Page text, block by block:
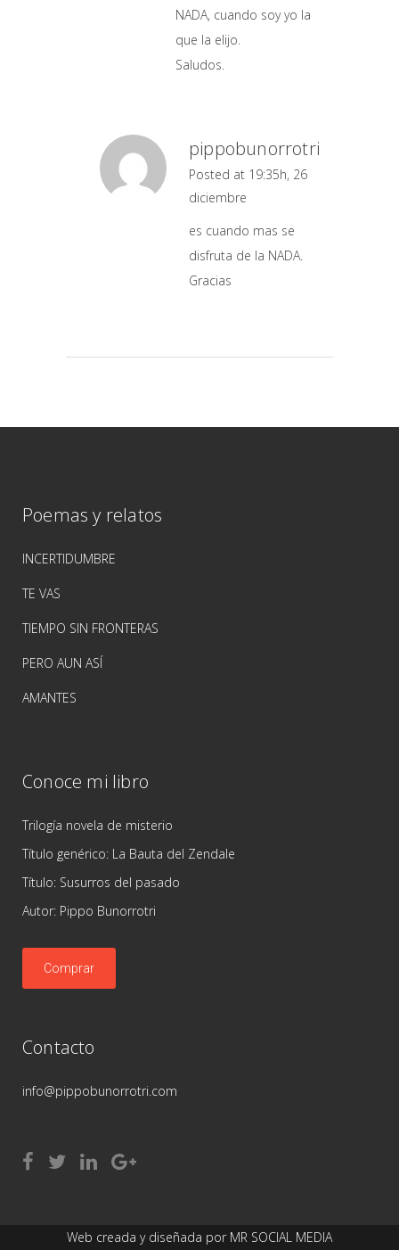
NADA, cuando soy yo la
que la elijo.
Saludos.
pippobunorrotri
Posted at 19:35h, 26
diciembre
es cuando mas se
disfruta de la NADA.
Gracias
Poemas y relatos
INCERTIDUMBRE
TE VAS
TIEMPO SIN FRONTERAS
PERO AUN ASÍ
AMANTES
Conoce mi libro
Trilogía novela de misterio
Título genérico: La Bauta del Zendale
Título: Susurros del pasado
Autor: Pippo Bunorrotri
Comprar
Contacto
info@pippobunorrotri.com
Web creada y diseñada por MR SOCIAL MEDIA